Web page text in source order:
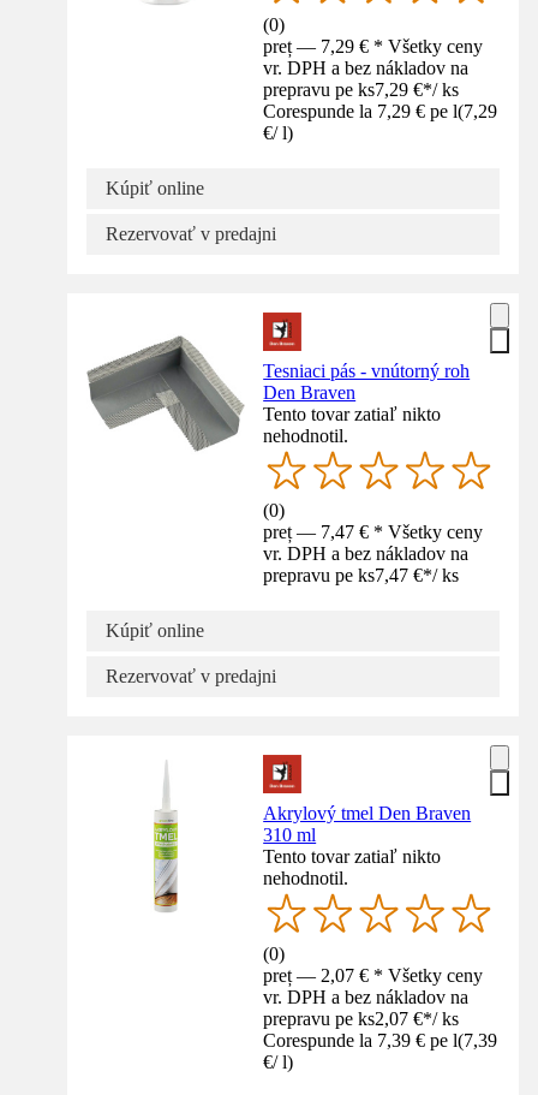
(0)
preț — 7,29 € * Všetky ceny
vr. DPH a bez nákladov na
prepravu pe ks7,29 €*/ ks
Corespunde la 7,29 € pe l(7,29
€/ l)
Kúpiť online
Rezervovať v predajni
Tesniaci pás - vnútorný roh
Den Braven
Tento tovar zatiaľ nikto
nehodnotil.
(0)
preț — 7,47 € * Všetky ceny
vr. DPH a bez nákladov na
prepravu pe ks7,47 €*/ ks
Kúpiť online
Rezervovať v predajni
Akrylový tmel Den Braven
310 ml
Tento tovar zatiaľ nikto
nehodnotil.
(0)
preț — 2,07 € * Všetky ceny
vr. DPH a bez nákladov na
prepravu pe ks2,07 €*/ ks
Corespunde la 7,39 € pe l(7,39
€/ l)